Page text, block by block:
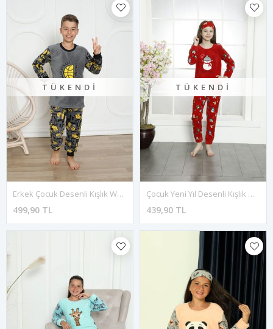
TÜKENDI
Erkek Çocuk Desenli Kışlık Welsoft Polar Pijama Takımı 7E-0241
499,90 TL
TÜKENDI
Çocuk Yeni Yıl Desenli Kışlık Welsoft Polar Pijama Takımı 7E-2350
439,90 TL